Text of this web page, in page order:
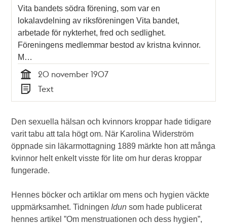
Vita bandets södra förening, som var en
lokalavdelning av riksföreningen Vita bandet,
arbetade för nykterhet, fred och sedlighet.
Föreningens medlemmar bestod av kristna kvinnor.
M…
Tid
20 november 1907
Typ
Text
Den sexuella hälsan och kvinnors kroppar hade tidigare
varit tabu att tala högt om. När Karolina Widerström
öppnade sin läkarmottagning 1889 märkte hon att många
kvinnor helt enkelt visste för lite om hur deras kroppar
fungerade.
Hennes böcker och artiklar om mens och hygien väckte
uppmärksamhet. Tidningen Idun som hade publicerat
hennes artikel ”Om menstruationen och dess hygien”,